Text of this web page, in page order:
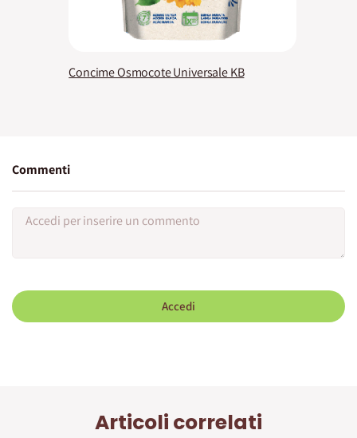
Concime Osmocote Universale KB
Commenti
Accedi
Articoli correlati